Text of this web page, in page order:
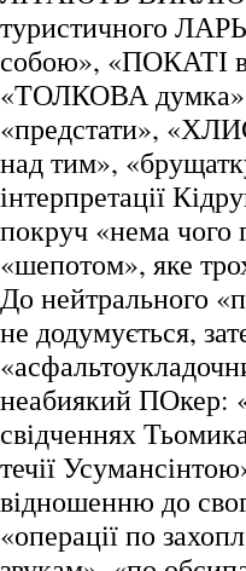
туристичного
собою», «ПОКАТІ
«ТОЛКОВА
«предстати»,
над тим»,
інтерпретації
покруч «нема чого
«шепотом», яке
До нейтрального
не додумується,
неабиякий ПОкер:
свідченнях
течії
відношенню до
«операції по